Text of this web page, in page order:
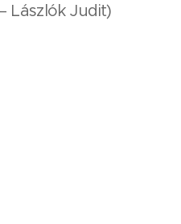
Lászlók Judit)